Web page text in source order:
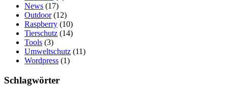
News (17)
Outdoor(12)
Raspberry (10)
Tierschutz (14)
Tools (3)
Umweltschutz (11)
Wordpress (1)
Schlagwörter